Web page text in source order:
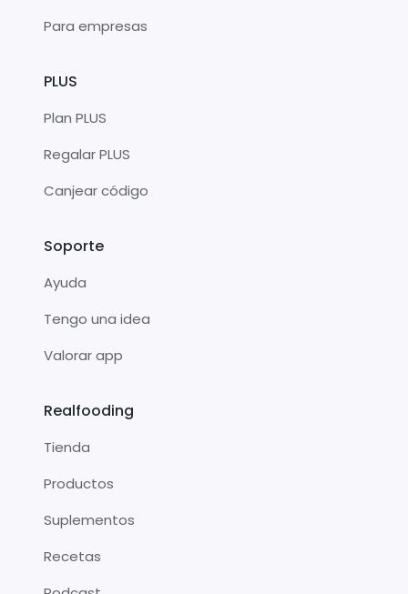
Para empresas
PLUS
Plan PLUS
Regalar PLUS
Canjear código
Soporte
Ayuda
Tengo una idea
Valorar app
Realfooding
Tienda
Productos
Suplementos
Recetas